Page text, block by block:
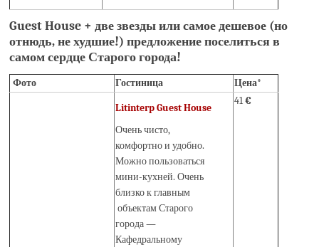
Guest House + две звезды или самое дешевое (но
отнюдь, не худшие!) предложение поселиться в
самом сердце Старого города!
Фото Гостиница Цена*
Litinterp Guest House
Очень чисто,
комфортно и удобно.
Можно пользоваться
мини-кухней. Очень
близко к главным
объектам Старого
города —
Кафедральному
41€